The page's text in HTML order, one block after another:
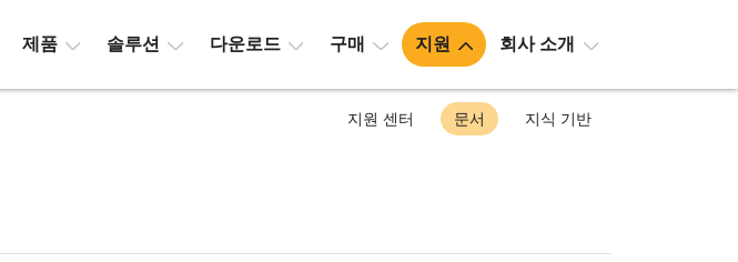
제품 솔루션 다운로드 구매 지원 회사 소개
지원 센터 문서 지식 기반